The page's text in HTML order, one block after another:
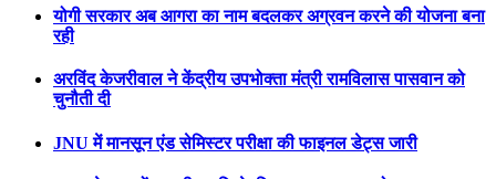
योगी सरकार अब आगरा का नाम बदलकर अग्रवन करने की योजना बना
रही
अरविंद केजरीवाल ने केंद्रीय उपभोक्ता मंत्री रामविलास पासवान को
चुनौती दी
JNU में मानसून एंड सेमिस्टर परीक्षा की फाइनल डेट्स जारी